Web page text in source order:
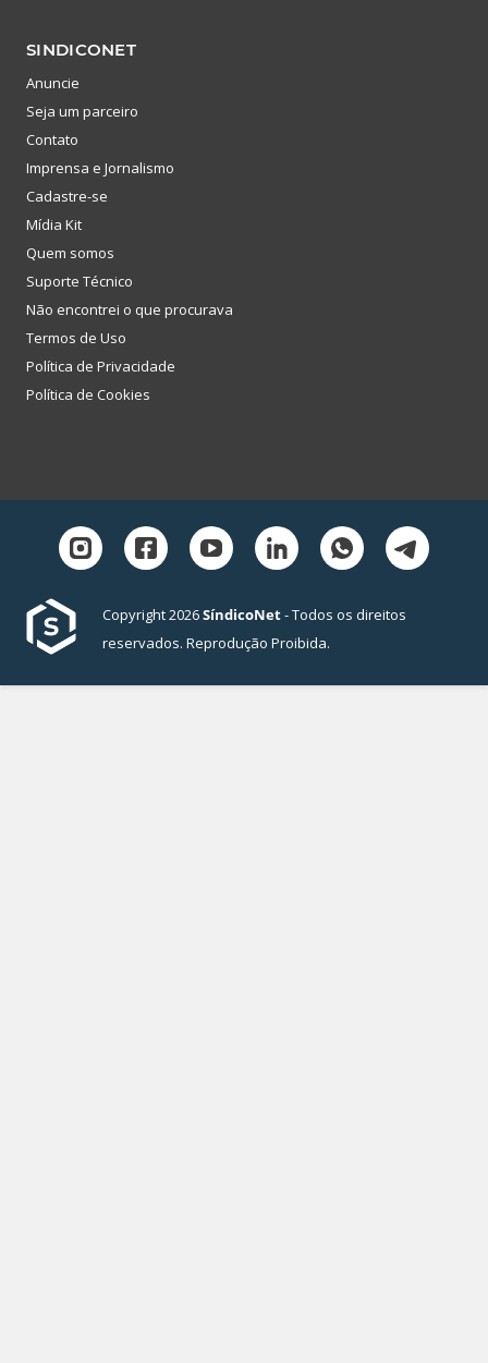
SINDICONET
Anuncie
Seja um parceiro
Contato
Imprensa e Jornalismo
Cadastre-se
Mídia Kit
Quem somos
Suporte Técnico
Não encontrei o que procurava
Termos de Uso
Política de Privacidade
Política de Cookies
Copyright 2026SíndicoNet- Todos os direitos
reservados. Reprodução Proibida.